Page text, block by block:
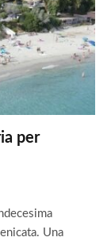
per
Una